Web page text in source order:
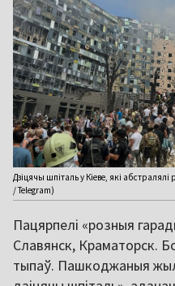
Дзіцячы шпіталь у Кіеве, які
/ Telegram)
Пацярпелі «розныя
Славянск, Краматорск.
тыпаў. Пашкоджаныя